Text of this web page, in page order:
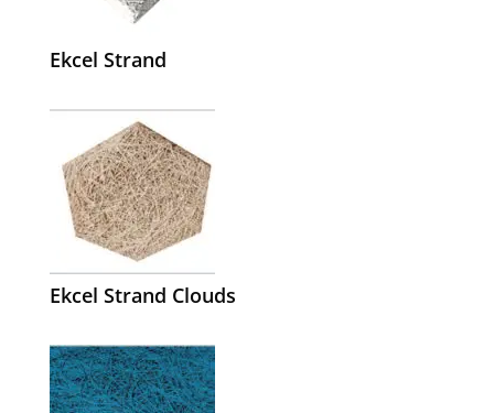
Ekcel Strand
Ekcel Strand Clouds